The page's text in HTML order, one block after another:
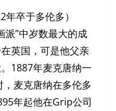
年卒于多伦多）
派”中岁数最大的成
英国，可是他父亲
1887年麦克唐纳一
麦克唐纳在多伦多
年起他在Grip公司